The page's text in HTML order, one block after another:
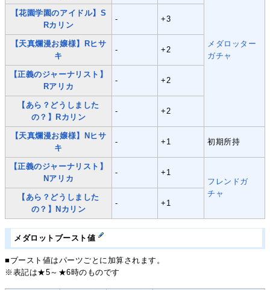
メダロッター
ガチャ
【花園学園のアイドル】S
Rカリン
- +3
【天真爛漫お嬢様】Rヒサ
キ
- +2
【正義のジャーナリスト】
Rアリカ
- +2
【あら？どうしました
の？】Rカリン
- +2
【天真爛漫お嬢様】Nヒサ
キ
- +1 初期所持
【正義のジャーナリスト】
Nアリカ
-
+1
フレンドガ
チャ
【あら？どうしました
の？】Nカリン
- +1
メダロットブースト値
■ブースト値はパーツごとに加算されます。
※表記は★5～★6時のものです